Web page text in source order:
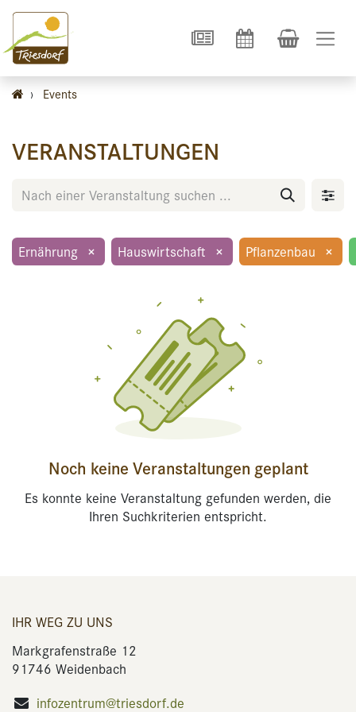
› Events
VERANSTALTUNGEN
Ernährung × Hauswirtschaft × Pflanzenbau ×
Noch keine Veranstaltungen geplant
Es konnte keine Veranstaltung gefunden werden, die
Ihren Suchkriterien entspricht.
IHR WEG ZU UNS
Markgrafenstraße 12
91746 Weidenbach
infozentrum@triesdorf.de